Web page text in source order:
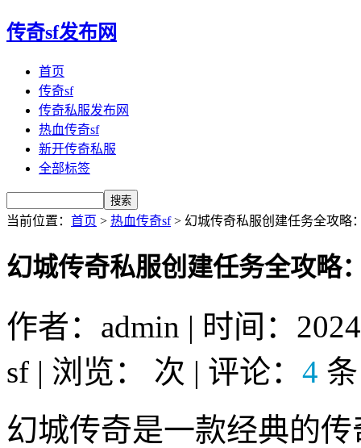
传奇sf发布网
首页
传奇sf
传奇私服发布网
热血传奇sf
新开传奇私服
全部标签
当前位置： 首页 > 热血传奇sf> 幻城传奇私服创建任务全攻略
幻城传奇私服创建任务全攻略
作者：admin | 时间：
sf | 浏览：
次 | 评论： 4 条
幻城传奇是一款经典的